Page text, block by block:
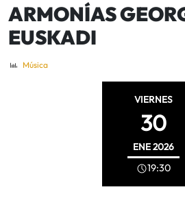
ARMONÍAS
EUSKADI
Música
VIERNES
30
ENE2026
19:30